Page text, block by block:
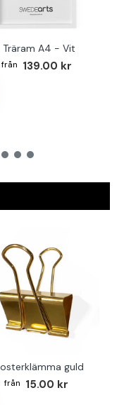
Träram A4 - Vit
139.00 kr
guld
15.00 kr